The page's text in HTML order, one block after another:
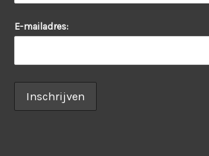
E-mailadres: